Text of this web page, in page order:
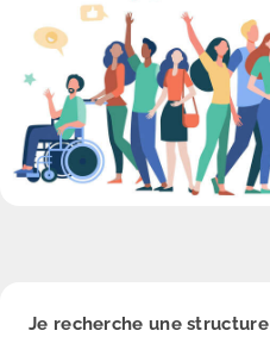
Je recherche une structure